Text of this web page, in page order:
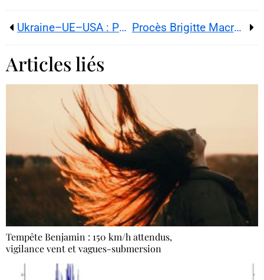
Ukraine–UE–USA : Paris en funambule entre paix « juste » et financement de la guerre en Ukraine Procès Brigitte Macron: dix prévenus pour cyberharcèlement à Paris
Articles liés
Tempête Benjamin : 150 km/h attendus,
vigilance vent et vagues-submersion